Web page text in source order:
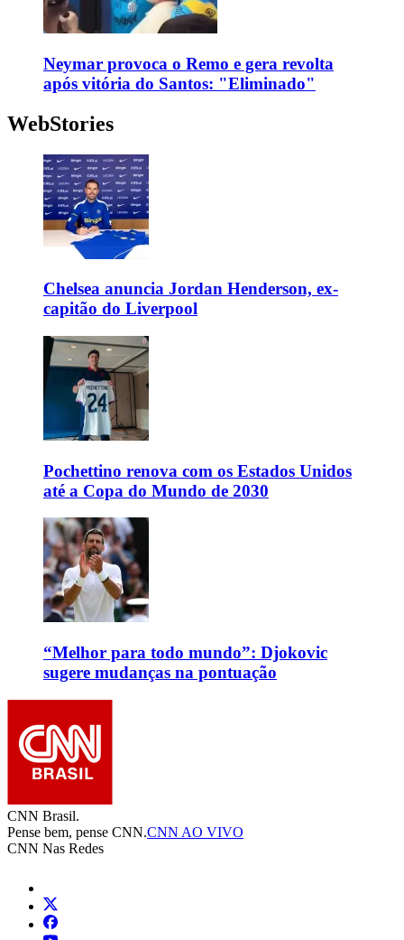
Neymar provoca o Remo e gera revolta
após vitória do Santos: "Eliminado"
WebStories
Chelsea anuncia Jordan Henderson, ex-
capitão do Liverpool
Pochettino renova com os Estados Unidos
até a Copa do Mundo de 2030
“Melhor para todo mundo”: Djokovic
sugere mudanças na pontuação
CNN Brasil.
Pense bem, pense CNN.CNN AO VIVO
CNN Nas Redes